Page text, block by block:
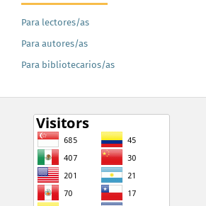
Para lectores/as
Para autores/as
Para bibliotecarios/as